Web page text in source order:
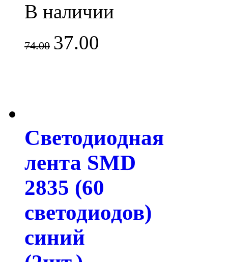
В наличии
74.00 37.00
Светодиодная
лента SMD
2835 (60
светодиодов)
синий